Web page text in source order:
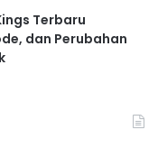
Terbaru
dan Perubahan